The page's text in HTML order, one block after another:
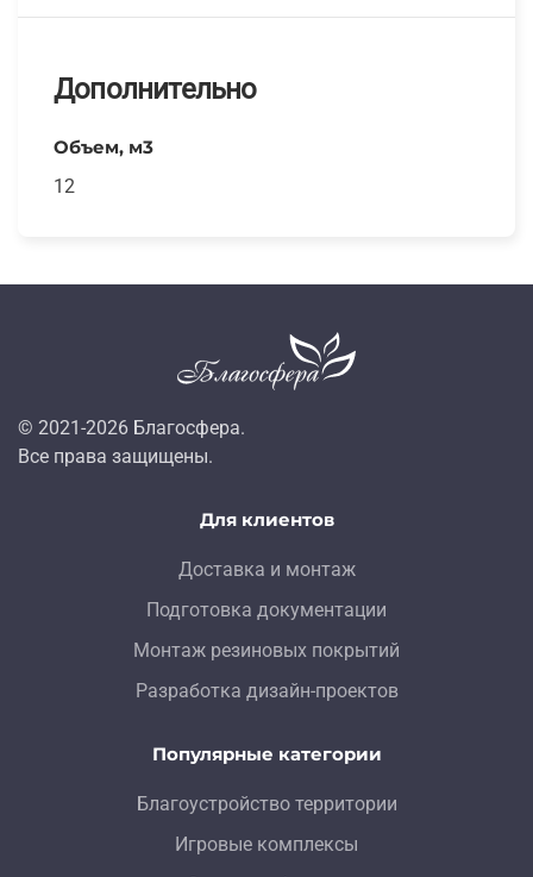
Дополнительно
Объем, м3
12
© 2021-2026 Благосфера.
Все права защищены.
Для клиентов
Доставка и монтаж
Подготовка документации
Монтаж резиновых покрытий
Разработка дизайн-проектов
Популярные категории
Благоустройство территории
Игровые комплексы